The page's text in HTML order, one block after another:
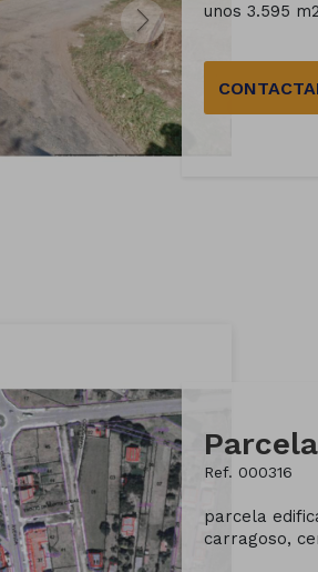
unos 3.595
Ref. 000316
parcela
carragoso,